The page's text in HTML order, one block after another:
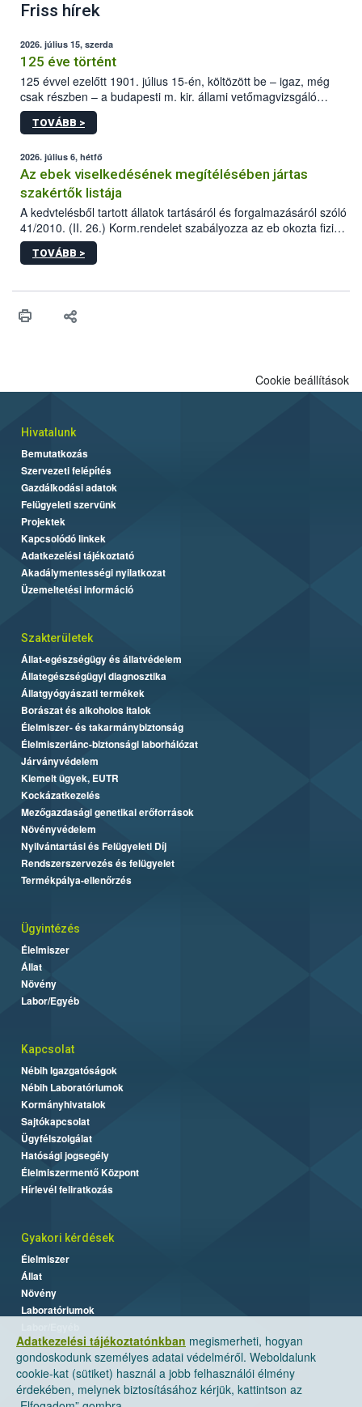
Friss hírek
2026. július 15, szerda
125 éve történt
125 évvel ezelőtt 1901. július 15-én, költözött be – igaz, még
csak részben – a budapesti m. kir. állami vetőmagvizsgáló
állomás a Kis Rókus utca 15. szám alatti, Czigler Győző által
tervezett új épületébe.
TOVÁBB >
2026. július 6, hétfő
Az ebek viselkedésének megítélésében jártas
szakértők listája
A kedvtelésből tartott állatok tartásáról és forgalmazásáról szóló
41/2010. (II. 26.) Korm.rendelet szabályozza az eb okozta fizikai
sérülés, illetve ennek veszélye keletkezésekor felmerülő
hatósági feladatokat, valamint a veszélyes eb tartását és annak
vonni az ebek viselkedésének megítélésében jártas szakértőt.
TOVÁBB >
Adatkezelési tájékoztatónkban megismerheti, hogyan
gondoskodunk személyes adatai védelméről. Weboldalunk
cookie-kat (sütiket) használ a jobb felhasználói élmény
érdekében, melynek biztosításához kérjük, kattintson az
Cookie beállítások
Hivatalunk
Bemutatkozás
Szervezeti felépítés
Gazdálkodási adatok
Felügyeleti szervünk
Projektek
Kapcsolódó linkek
Adatkezelési tájékoztató
Akadálymentességi nyilatkozat
Üzemeltetési információ
Szakterületek
Állat-egészségügy és állatvédelem
Állategészségügyi diagnosztika
Állatgyógyászati termékek
Borászat és alkoholos italok
Élelmiszer- és takarmánybiztonság
Élelmiszerlánc-biztonsági laborhálózat
Járványvédelem
Kiemelt ügyek, EUTR
Kockázatkezelés
Mezőgazdasági genetikai erőforrások
Növényvédelem
Nyilvántartási és Felügyeleti Díj
Rendszerszervezés és felügyelet
Termékpálya-ellenőrzés
Ügyintézés
Élelmiszer
Állat
Növény
Labor/Egyéb
Kapcsolat
Nébih Igazgatóságok
Nébih Laboratóriumok
Kormányhivatalok
Sajtókapcsolat
Ügyfélszolgálat
Hatósági jogsegély
Élelmiszermentő Központ
Hírlevél feliratkozás
Gyakori kérdések
Élelmiszer
Állat
Növény
Laboratóriumok